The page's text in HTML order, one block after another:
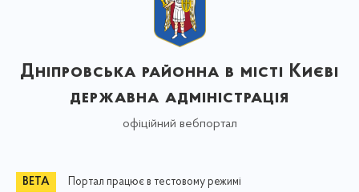
Дніпровська районна в місті Києві
державна адміністрація
офіційний вебпортал
Портал працює в тестовому режимі